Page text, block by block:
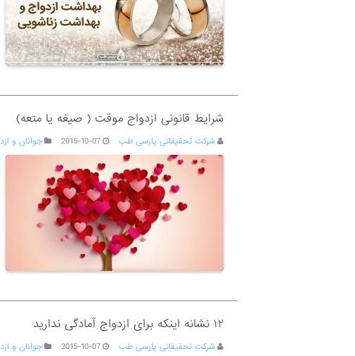
شرایط قانونی ازدواج موقت ( صیغه یا متعه)
شرکت تحقیقاتی پارسی طب 2015-10-07 جوانان و
۱۲ نشانه اینکه برای ازدواج آمادگی ندارید
شرکت تحقیقاتی پارسی طب 2015-10-07 جوانان و